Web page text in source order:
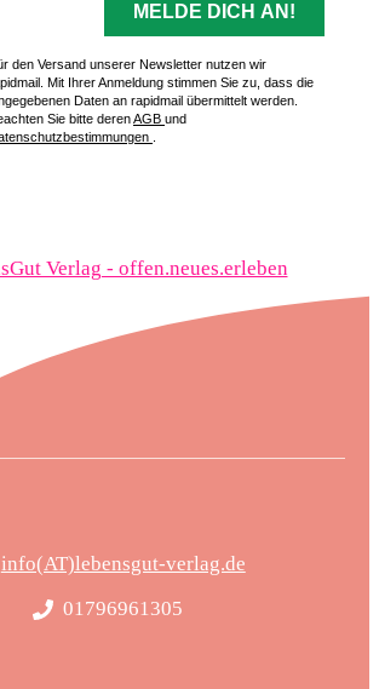
MELDE DICH AN!
den Versand unserer Newsletter nutzen wir
Mit Ihrer Anmeldung stimmen Sie zu, dass die
Daten an rapidmail übermittelt werden.
Sie bitte derenAGB und
info(AT)lebensgut-verlag.de
01796961305